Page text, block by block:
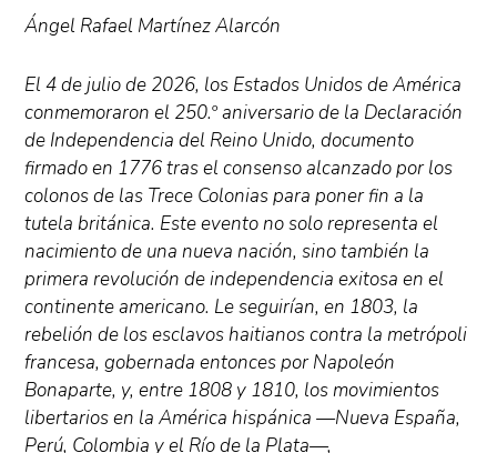
Ángel Rafael Martínez Alarcón
El 4 de julio de 2026, los Estados Unidos de América
conmemoraron el 250.º aniversario de la Declaración
de Independencia del Reino Unido, documento
firmado en 1776 tras el consenso alcanzado por los
colonos de las Trece Colonias para poner fin a la
tutela británica. Este evento no solo representa el
nacimiento de una nueva nación, sino también la
primera revolución de independencia exitosa en el
continente americano. Le seguirían, en 1803, la
rebelión de los esclavos haitianos contra la metrópoli
francesa, gobernada entonces por Napoleón
Bonaparte, y, entre 1808 y 1810, los movimientos
libertarios en la América hispánica —Nueva España,
Perú, Colombia y el Río de la Plata—,